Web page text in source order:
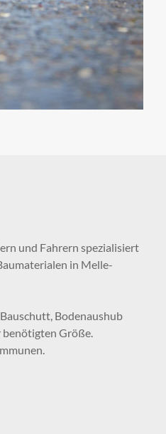
und Fahrern spezialisiert
in Melle-
Bodenaushub
Größe.